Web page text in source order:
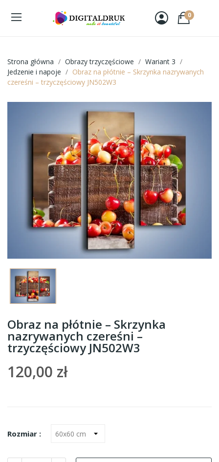
0
Strona główna Obrazy trzyczęściowe
Wariant 3
Jedzenie i napoje
Obraz na płótnie – Skrzynka nazrywanych
czereśni – trzyczęściowy JN502W3
Obraz na płótnie – Skrzynka
nazrywanych czereśni –
trzyczęściowy JN502W3
120,00 zł
Rozmiar :